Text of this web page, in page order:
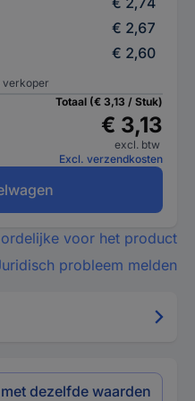
€ 2,67
€ 2,60
verkoper
Totaal (€ 3,13 / Stuk)
€ 3,13
excl. btw
Excl. verzendkosten
voor het product
probleem melden
dezelfde waarden